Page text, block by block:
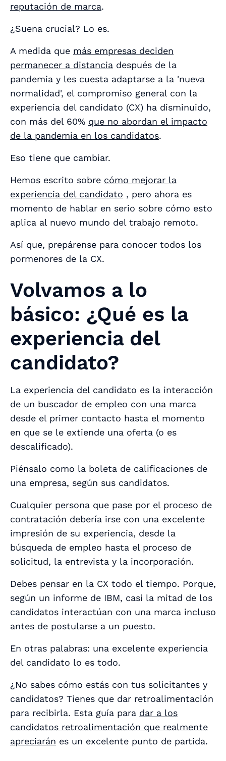
reputación de marca.
¿Suena crucial? Lo es.
A medida que más empresas deciden
permanecer a distancia después de la
pandemia y les cuesta adaptarse a la 'nueva
normalidad', el compromiso general con la
experiencia del candidato (CX) ha disminuido,
con más del 60% que no abordan el impacto
de la pandemia en los candidatos.
Eso tiene que cambiar.
Hemos escrito sobre cómo mejorar la
experiencia del candidato , pero ahora es
momento de hablar en serio sobre cómo esto
aplica al nuevo mundo del trabajo remoto.
Así que, prepárense para conocer todos los
pormenores de la CX.
Volvamos a lo
básico: ¿Qué es la
experiencia del
candidato?
La experiencia del candidato es la interacción
de un buscador de empleo con una marca
desde el primer contacto hasta el momento
en que se le extiende una oferta (o es
descalificado).
Piénsalo como la boleta de calificaciones de
una empresa, según sus candidatos.
Cualquier persona que pase por el proceso de
contratación debería irse con una excelente
impresión de su experiencia, desde la
búsqueda de empleo hasta el proceso de
solicitud, la entrevista y la incorporación.
Debes pensar en la CX todo el tiempo. Porque,
según un informe de IBM, casi la mitad de los
candidatos interactúan con una marca incluso
antes de postularse a un puesto.
En otras palabras: una excelente experiencia
del candidato lo es todo.
¿No sabes cómo estás con tus solicitantes y
candidatos? Tienes que dar retroalimentación
para recibirla. Esta guía para dar a los
candidatos retroalimentación que realmente
apreciarán es un excelente punto de partida.